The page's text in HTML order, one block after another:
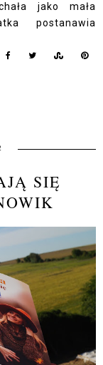
jako mała
postanawia
SIĘ